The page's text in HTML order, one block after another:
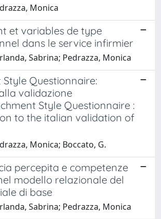
Monica
et variables de type
dans le service infirmier
Sabrina; Pedrazza, Monica
Questionnaire:
validazione
Style Questionnaire :
to the italian validation of
Monica; Boccato, G.
percepita e competenze
modello relazionale del
di base
Sabrina; Pedrazza, Monica